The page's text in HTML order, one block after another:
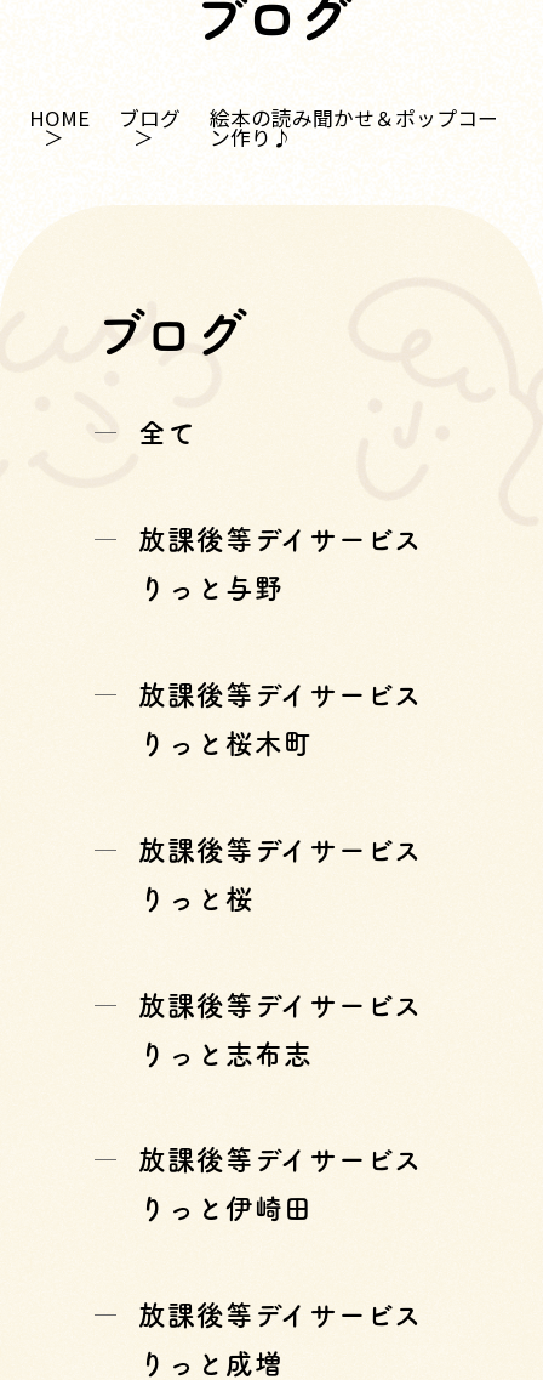
ブログ
HOME ブログ 絵本の読み聞かせ＆ポップコー
ン作り♪
ブログ
全て
放課後等デイサービス
りっと与野
放課後等デイサービス
りっと桜木町
放課後等デイサービス
りっと桜
放課後等デイサービス
りっと志布志
放課後等デイサービス
りっと伊崎田
放課後等デイサービス
りっと成増